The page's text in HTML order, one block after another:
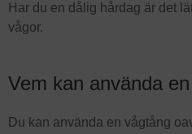
Har du en dålig hårdag är det
vågor.
Vem kan använda
Du kan använda en vågtång